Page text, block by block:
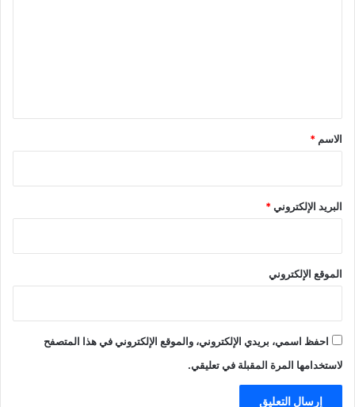
*
الاسم *
البريد الإلكتروني*
الموقع الإلكتروني
احفظ اسمي، بريدي الإلكتروني، والموقع الإلكتروني في هذا المتصفح
لاستخدامها المرة المقبلة في تعليقي.